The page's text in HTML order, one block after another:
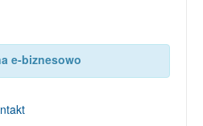
e-biznesowo